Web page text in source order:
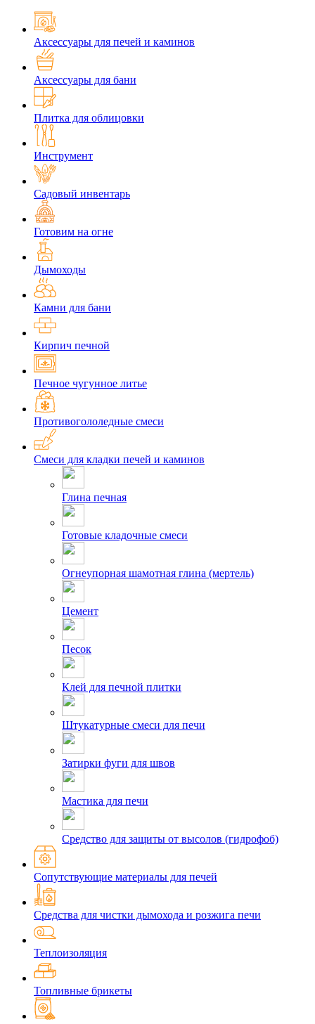
Аксессуары для печей и каминов
Аксессуары для бани
Плитка для облицовки
Инструмент
Садовый инвентарь
Готовим на огне
Дымоходы
Камни для бани
Кирпич печной
Печное чугунное литье
Противогололедные смеси
Смеси для кладки печей и каминов
Глина печная
Готовые кладочные смеси
Огнеупорная шамотная глина (мертель)
Цемент
Песок
Клей для печной плитки
Штукатурные смеси для печи
Затирки фуги для швов
Мастика для печи
Средство для защиты от высолов (гидрофоб)
Сопутствующие материалы для печей
Средства для чистки дымохода и розжига печи
Теплоизоляция
Топливные брикеты